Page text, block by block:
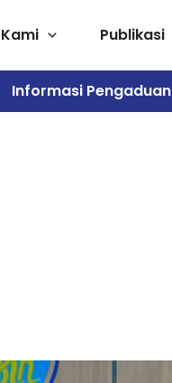
Publikasi
Informasi Pengaduan